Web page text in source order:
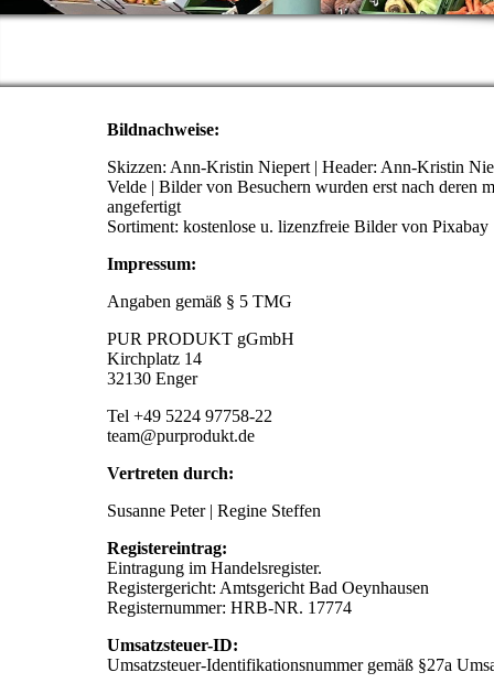
Bildnachweise:
Skizzen: Ann-Kristin Niepert | Header: Ann-Kristin
Velde | Bilder von Besuchern wurden erst nach
angefertigt
Sortiment: kostenlose u. lizenzfreie Bilder von Pixabay
Impressum:
Angaben gemäß § 5 TMG
PUR PRODUKT gGmbH
Kirchplatz 14
32130 Enger
Tel +49 5224 97758-22
team@purprodukt.de
Vertreten durch:
Susanne Peter | Regine Steffen
Registereintrag:
Eintragung im Handelsregister.
Registergericht: Amtsgericht Bad Oeynhausen
Registernummer: HRB-NR. 17774
Umsatzsteuer-ID:
Umsatzsteuer-Identifikationsnummer gemäß §27a